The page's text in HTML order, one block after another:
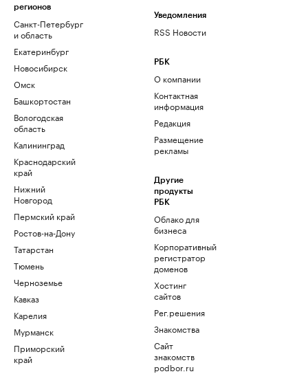
регионов
Санкт-Петербург
и область
Екатеринбург
Новосибирск
Омск
Башкортостан
Вологодская
область
Калининград
Краснодарский
край
Нижний
Новгород
Пермский край
Ростов-на-Дону
Татарстан
Тюмень
Черноземье
Кавказ
Карелия
Мурманск
Приморский
край
Уведомления
RSS Новости
РБК
О компании
Контактная
информация
Редакция
Размещение
рекламы
Другие
продукты
РБК
Облако для
бизнеса
Корпоративный
регистратор
доменов
Хостинг
сайтов
Рег.решения
Знакомства
Сайт
знакомств
podbor.ru